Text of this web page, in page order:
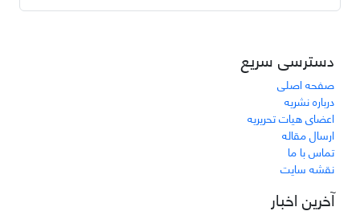
دسترسی سریع
صفحه اصلی
درباره نشریه
اعضای هیات تحریریه
ارسال مقاله
تماس با ما
نقشه سایت
آخرین اخبار